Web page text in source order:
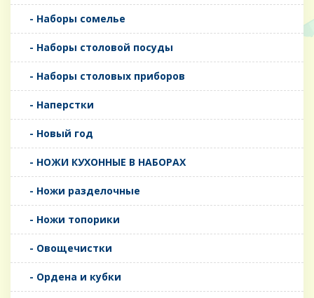
- Наборы сомелье
- Наборы столовой посуды
- Наборы столовых приборов
- Наперстки
- Новый год
- НОЖИ КУХОННЫЕ В НАБОРАХ
- Ножи разделочные
- Ножи топорики
- Овощечистки
- Ордена и кубки